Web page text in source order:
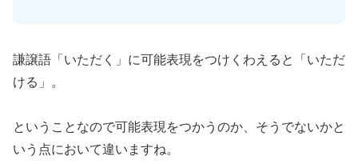
謙譲語「いただく」に可能表現をつけくわえると「いただ
ける」。
ということなので可能表現をつかうのか、そうでないかと
いう点において違いますね。